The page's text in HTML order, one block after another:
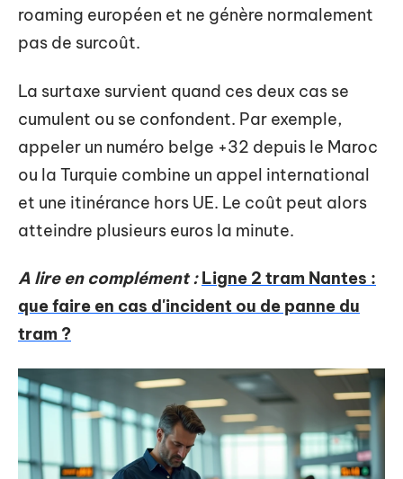
roaming européen et ne génère normalement
pas de surcoût.
La surtaxe survient quand ces deux cas se
cumulent ou se confondent. Par exemple,
appeler un numéro belge +32 depuis le Maroc
ou la Turquie combine un appel international
et une itinérance hors UE. Le coût peut alors
atteindre plusieurs euros la minute.
A lire en complément : Ligne 2 tram Nantes :
que faire en cas d'incident ou de panne du
tram ?